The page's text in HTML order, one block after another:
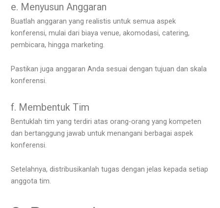
e. Menyusun Anggaran
Buatlah anggaran yang realistis untuk semua aspek
konferensi, mulai dari biaya venue, akomodasi, catering,
pembicara, hingga marketing.
Pastikan juga anggaran Anda sesuai dengan tujuan dan skala
konferensi.
f. Membentuk Tim
Bentuklah tim yang terdiri atas orang-orang yang kompeten
dan bertanggung jawab untuk menangani berbagai aspek
konferensi.
Setelahnya, distribusikanlah tugas dengan jelas kepada setiap
anggota tim.